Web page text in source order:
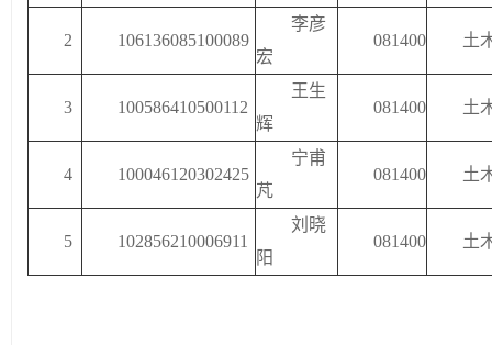
2 106136085100089
李彦
宏
081400 土
3 100586410500112
王生
辉
081400 土
4 100046120302425
宁甫
芃
081400 土
5 102856210006911
刘晓
阳
081400 土